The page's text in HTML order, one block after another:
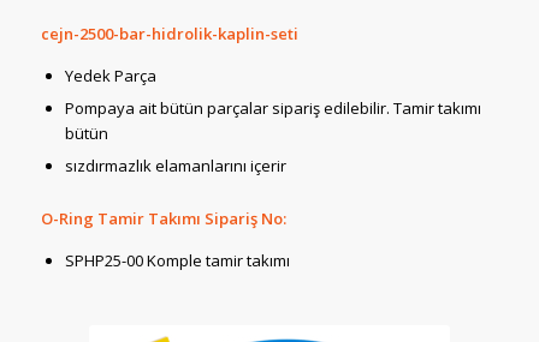
cejn-2500-bar-hidrolik-kaplin-seti
Yedek Parça
Pompaya ait bütün parçalar sipariş edilebilir. Tamir takımı
bütün
sızdırmazlık elamanlarını içerir
O-Ring Tamir Takımı Sipariş No:
SPHP25-00 Komple tamir takımı